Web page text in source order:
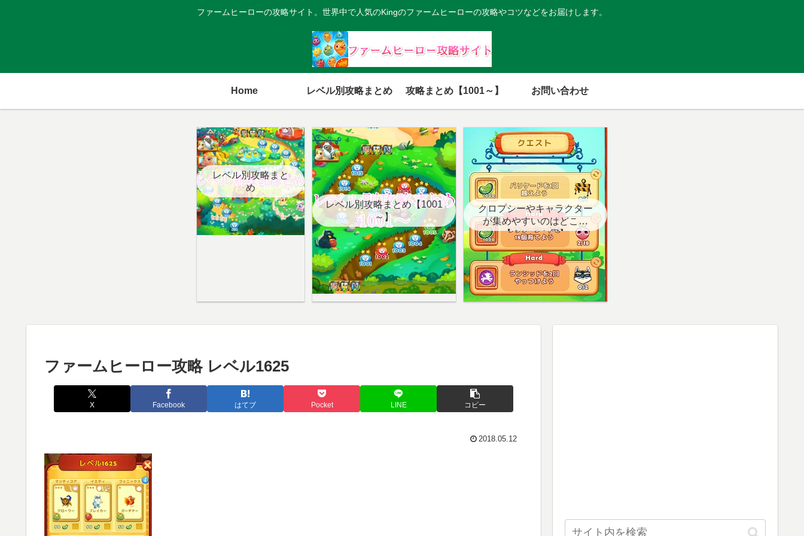
ファームヒーローの攻略サイト。世界中で人気のKingのファームヒーローの攻略やコツなどをお届けします。
Home レベル別攻略まとめ 攻略まとめ【1001～】 お問い合わせ
レベル別攻略まと
め
レベル別攻略まとめ【1001
～】
クロプシーやキャラクター
が集めやすいのはどこ？
【クエスト用】
ファームヒーロー攻略 レベル1625
X Facebook はてブ Pocket LINE コピー
2018.05.12